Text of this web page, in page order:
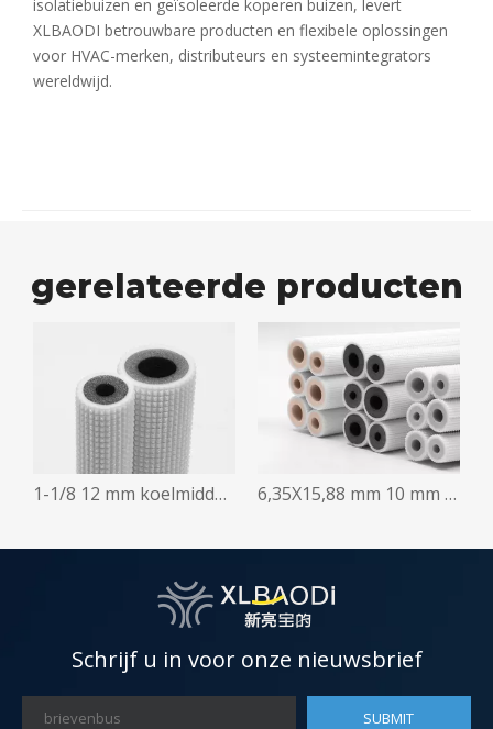
isolatiebuizen en geïsoleerde koperen buizen, levert
XLBAODI betrouwbare producten en flexibele oplossingen
voor HVAC-merken, distributeurs en systeemintegrators
wereldwijd.
gerelateerde producten
1-1/8 12 mm koelmiddelisolatieleiding 6,35X15,88 mm 10 mm gespleten isolatiebuis
Schrijf u in voor onze nieuwsbrief
SUBMIT